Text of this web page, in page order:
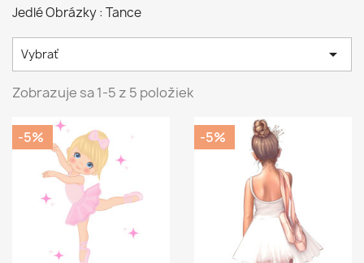
Jedlé Obrázky : Tance
Vybrať 
Zobrazuje sa 1-5 z 5 položiek
-5% -5%